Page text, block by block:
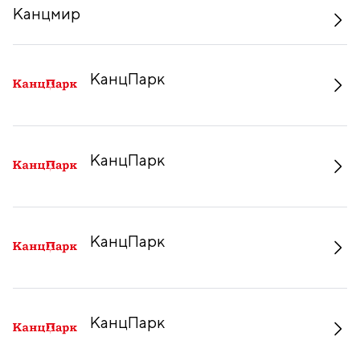
Канцмир
КанцПарк
КанцПарк
КанцПарк
КанцПарк